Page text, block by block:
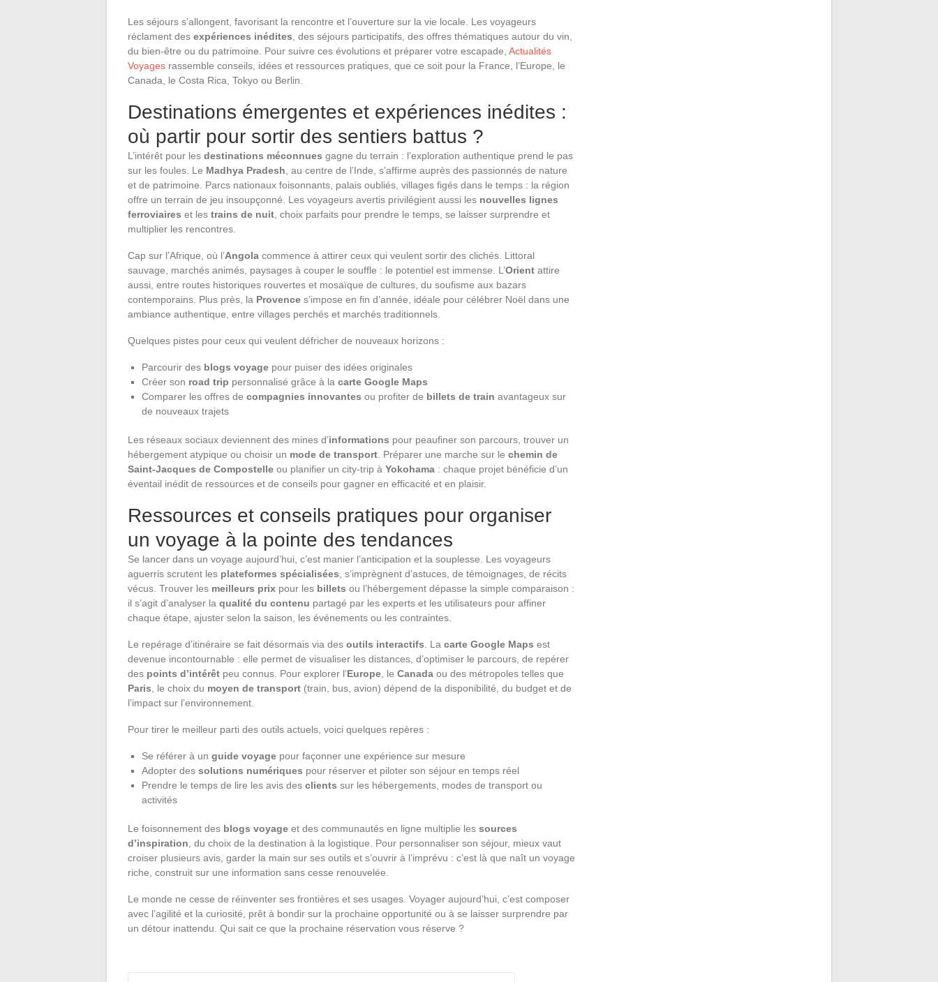
Les séjours s’allongent, favorisant la rencontre et l’ouverture sur la vie locale. Les voyageurs
réclament des expériences inédites , des séjours participatifs, des offres thématiques autour du vin,
du bien-être ou du patrimoine. Pour suivre ces évolutions et préparer votre escapade, Actualités
Voyages rassemble conseils, idées et ressources pratiques, que ce soit pour la France, l’Europe, le
Canada, le Costa Rica, Tokyo ou Berlin.
Destinations émergentes et expériences inédites :
où partir pour sortir des sentiers battus ?
L’intérêt pour les destinations méconnues gagne du terrain : l’exploration authentique prend le pas
sur les foules. Le Madhya Pradesh , au centre de l’Inde, s’affirme auprès des passionnés de nature
et de patrimoine. Parcs nationaux foisonnants, palais oubliés, villages figés dans le temps : la région
offre un terrain de jeu insoupçonné. Les voyageurs avertis privilégient aussi les nouvelles lignes
ferroviaires et les trains de nuit , choix parfaits pour prendre le temps, se laisser surprendre et
multiplier les rencontres.
Cap sur l’Afrique, où l’Angola commence à attirer ceux qui veulent sortir des clichés. Littoral
sauvage, marchés animés, paysages à couper le souffle : le potentiel est immense. L’Orient attire
aussi, entre routes historiques rouvertes et mosaïque de cultures, du soufisme aux bazars
contemporains. Plus près, la Provence s’impose en fin d’année, idéale pour célébrer Noël dans une
ambiance authentique, entre villages perchés et marchés traditionnels.
Quelques pistes pour ceux qui veulent défricher de nouveaux horizons :
Parcourir des blogs voyage pour puiser des idées originales
Créer son road trip personnalisé grâce à la carte Google Maps
Comparer les offres de compagnies innovantes ou profiter de billets de train avantageux sur
de nouveaux trajets
Les réseaux sociaux deviennent des mines d’informations pour peaufiner son parcours, trouver un
hébergement atypique ou choisir un mode de transport . Préparer une marche sur le chemin de
Saint-Jacques de Compostelle ou planifier un city-trip à Yokohama : chaque projet bénéficie d’un
éventail inédit de ressources et de conseils pour gagner en efficacité et en plaisir.
Ressources et conseils pratiques pour organiser
un voyage à la pointe des tendances
Se lancer dans un voyage aujourd’hui, c’est manier l’anticipation et la souplesse. Les voyageurs
aguerris scrutent les plateformes spécialisées , s’imprègnent d’astuces, de témoignages, de récits
vécus. Trouver les meilleurs prix pour les billets ou l’hébergement dépasse la simple comparaison :
il s’agit d’analyser la qualité du contenu partagé par les experts et les utilisateurs pour affiner
chaque étape, ajuster selon la saison, les événements ou les contraintes.
Le repérage d’itinéraire se fait désormais via des outils interactifs . La carte Google Maps est
devenue incontournable : elle permet de visualiser les distances, d’optimiser le parcours, de repérer
des points d’intérêt peu connus. Pour explorer l’Europe , le Canada ou des métropoles telles que
Paris , le choix du moyen de transport (train, bus, avion) dépend de la disponibilité, du budget et de
l’impact sur l’environnement.
Pour tirer le meilleur parti des outils actuels, voici quelques repères :
Se référer à un guide voyage pour façonner une expérience sur mesure
Adopter des solutions numériques pour réserver et piloter son séjour en temps réel
Prendre le temps de lire les avis des clients sur les hébergements, modes de transport ou
activités
Le foisonnement des blogs voyage et des communautés en ligne multiplie les sources
d’inspiration , du choix de la destination à la logistique. Pour personnaliser son séjour, mieux vaut
croiser plusieurs avis, garder la main sur ses outils et s’ouvrir à l’imprévu : c’est là que naît un voyage
riche, construit sur une information sans cesse renouvelée.
Le monde ne cesse de réinventer ses frontières et ses usages. Voyager aujourd’hui, c’est composer
avec l’agilité et la curiosité, prêt à bondir sur la prochaine opportunité ou à se laisser surprendre par
un détour inattendu. Qui sait ce que la prochaine réservation vous réserve ?